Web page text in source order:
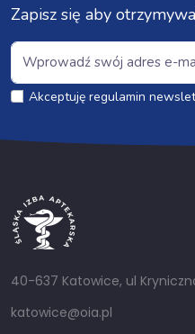
Zapisz się aby
Akceptuję regulamin
40-637 Katowice, ul
katowice@oia.pl